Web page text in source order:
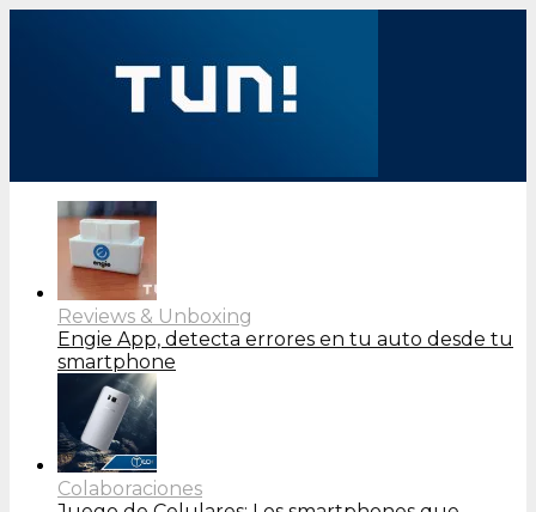
Reviews & Unboxing
Engie App, detecta errores en tu auto desde tu
smartphone
Colaboraciones